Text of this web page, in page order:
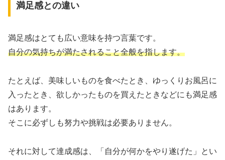
満足感との違い
満足感はとても広い意味を持つ言葉です。
自分の気持ちが満たされること全般を指します。
たとえば、美味しいものを食べたとき、ゆっくりお風呂に
入ったとき、欲しかったものを買えたときなどにも満足感
はあります。
そこに必ずしも努力や挑戦は必要ありません。
それに対して達成感は、「自分が何かをやり遂げた」とい